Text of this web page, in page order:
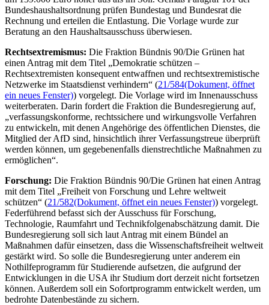
Bundeshaushaltsordnung prüfen Bundestag und Bundesrat die
Rechnung und erteilen die Entlastung. Die Vorlage wurde zur
Beratung an den Haushaltsausschuss überwiesen.
Rechtsextremismus: Die Fraktion Bündnis 90/Die Grünen hat
einen Antrag mit dem Titel „Demokratie schützen –
Rechtsextremisten konsequent entwaffnen und rechtsextremistische
Netzwerke im Staatsdienst verhindern“ (21/584(Dokument, öffnet
ein neues Fenster)) vorgelegt. Die Vorlage wird im Innenausschuss
weiterberaten. Darin fordert die Fraktion die Bundesregierung auf,
„verfassungskonforme, rechtssichere und wirkungsvolle Verfahren
zu entwickeln, mit denen Angehörige des öffentlichen Dienstes, die
Mitglied der AfD sind, hinsichtlich ihrer Verfassungstreue überprüft
werden können, um gegebenenfalls dienstrechtliche Maßnahmen zu
ermöglichen“.
Forschung: Die Fraktion Bündnis 90/Die Grünen hat einen Antrag
mit dem Titel „Freiheit von Forschung und Lehre weltweit
schützen“ (21/582(Dokument, öffnet ein neues Fenster)) vorgelegt.
Federführend befasst sich der Ausschuss für Forschung,
Technologie, Raumfahrt und Technikfolgenabschätzung damit. Die
Bundesregierung soll sich laut Antrag mit einem Bündel an
Maßnahmen dafür einsetzen, dass die Wissenschaftsfreiheit weltweit
gestärkt wird. So solle die Bundesregierung unter anderem ein
Nothilfeprogramm für Studierende aufsetzen, die aufgrund der
Entwicklungen in die USA ihr Studium dort derzeit nicht fortsetzen
können. Außerdem soll ein Sofortprogramm entwickelt werden, um
bedrohte Datenbestände zu sichern.